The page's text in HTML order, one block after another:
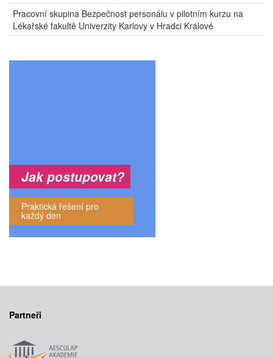
Pracovní skupina Bezpečnost personálu v pilotním kurzu na
Lékařské fakultě Univerzity Karlovy v Hradci Králové
Jak postupovat?
Praktická řešení pro
každý den
Partneři